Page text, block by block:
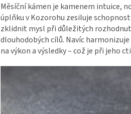
Měsíční kámen je kamenem intuice,
úplňku v Kozorohu zesiluje
zklidnit mysl při důležitých
dlouhodobých cílů. Navíc
na výkon a výsledky – což je při jeho